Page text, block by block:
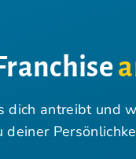
dich antreibt und
deiner